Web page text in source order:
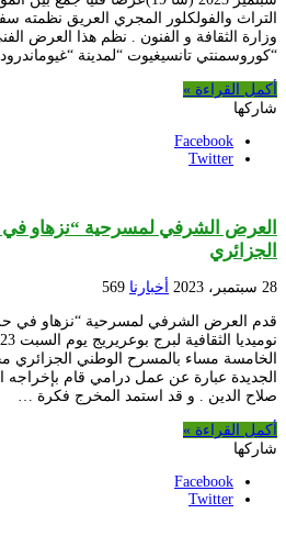
التراث والفولكلور المجري العريق نظمته
وزارة الثقافة و الفنون . نظم هذا العرض
“كوروسمنتي تانسيغيوت “لمدينة
أكمل القراءة »
شاركها
Facebook
Twitter
العرض الشرفي لمسرحية “نزهاو
الجزائري
28 سبتمبر، 2023 أخبارنا 569
الخامسة مساء بالمسرح الوطني
الجديدة عبارة عن عمل درامي قام بإخراجه
صلاح الدين . و قد استمد المخرج فكرة …
أكمل القراءة »
شاركها
Facebook
Twitter